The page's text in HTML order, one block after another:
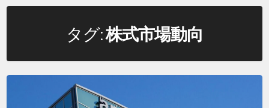
ッ
タグ:株式市場動向